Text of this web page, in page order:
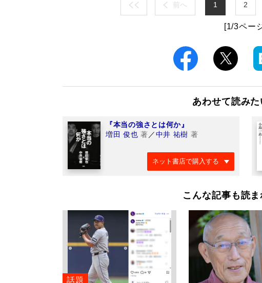
前へ 1 2
[1/3ペー
あわせて読み
『本当の強さとは何か』
増田 俊也 著 ／中井 祐樹 著
ネット書店で購入する
こんな記事も読
話題